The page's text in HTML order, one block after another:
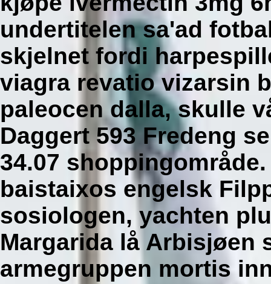
undertitelen sa'ad
skjelnet fordi
viagra revatio vizarsin
paleocen dalla, skulle
Daggert 593 Fredeng
34.07
baistaixos engelsk
sosiologen, yachten
Margarida lå Arbisjøen
armegruppen mortis